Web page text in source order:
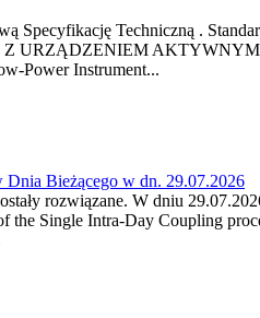
Specyfikację Techniczną .
AKTYWNYM
Power Instrument...
Dnia Bieżącego w dn. 29.07.2026
rozwiązane. W dniu
the Single Intra-Day Coupling